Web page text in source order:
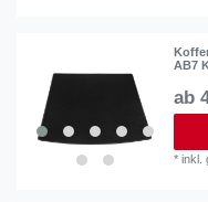
AB7
ab
*inkl.